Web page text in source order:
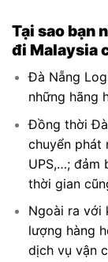
Tại sao bạn
đi Malaysia
Đà Nẵng
những hãng
Đồng thời
chuyển phát
UPS,…; đảm
thời gian
Ngoài ra với
lượng hàng
dịch vụ vận